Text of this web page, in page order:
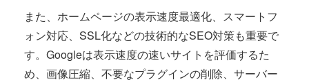
また、ホームページの表示速度最適化、スマートフ
ォン対応、SSL化などの技術的なSEO対策も重要で
す。Googleは表示速度の速いサイトを評価するた
め、画像圧縮、不要なプラグインの削除、サーバー